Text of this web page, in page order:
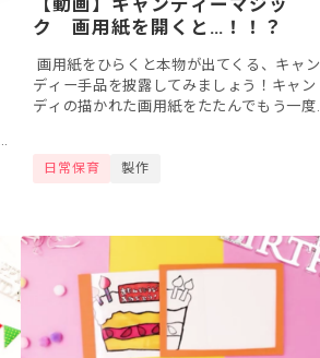
【動画】キャンディーマジッ
ク 画用紙を開くと…！！？
画用紙をひらくと本物が出てくる、キャン
ディー手品を披露してみましょう！キャン
ディの描かれた画用紙をたたんでもう一度
日常保育 製作